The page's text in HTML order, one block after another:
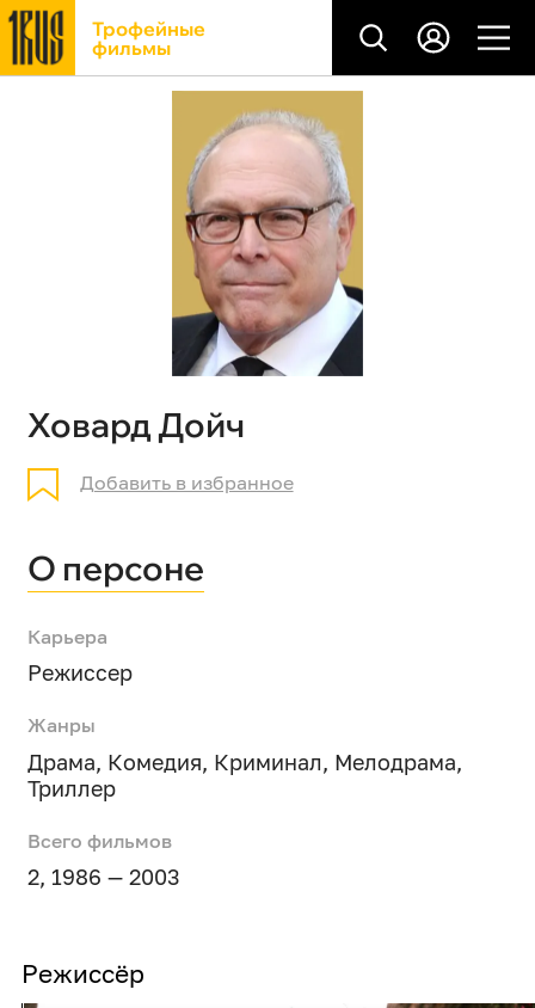
Трофейные
фильмы
Ховард Дойч
Добавить в избранное
О персоне
Карьера
Режиссер
Жанры
Драма, Комедия, Криминал, Мелодрама,
Триллер
Всего фильмов
2, 1986 — 2003
Режиссёр